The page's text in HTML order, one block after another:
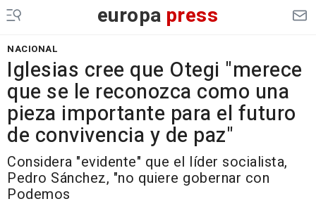
europa press
NACIONAL
Iglesias cree que Otegi "merece
que se le reconozca como una
pieza importante para el futuro
de convivencia y de paz"
Considera "evidente" que el líder socialista,
Pedro Sánchez, "no quiere gobernar con
Podemos